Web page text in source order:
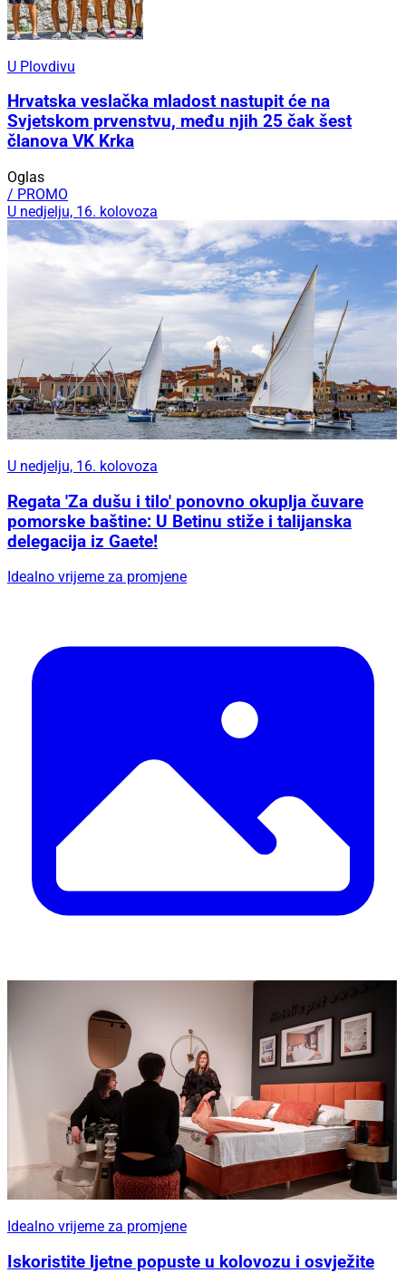
U Plovdivu
Hrvatska veslačka mladost nastupit će na
Svjetskom prvenstvu, među njih 25 čak šest
članova VK Krka
Oglas
/ PROMO
U nedjelju, 16. kolovoza
U nedjelju, 16. kolovoza
Regata 'Za dušu i tilo' ponovno okuplja čuvare
pomorske baštine: U Betinu stiže i talijanska
delegacija iz Gaete!
Idealno vrijeme za promjene
Idealno vrijeme za promjene
Iskoristite ljetne popuste u kolovozu i osvježite